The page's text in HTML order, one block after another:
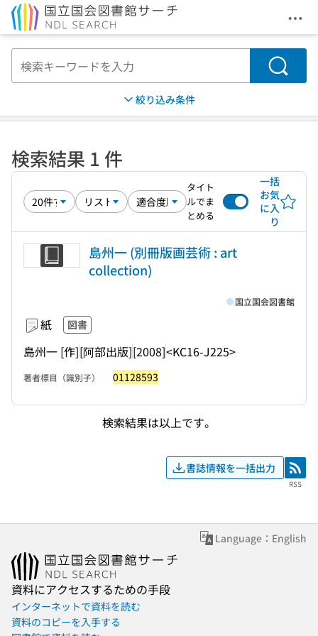
メ
検索
絞り込み条件
検索結果 1 件
タイト
ルでま
とめる
一括
お気
に入
り
島州一 (別冊版画芸術 : art
collection)
紙 図書
島州一 [作][阿部出版][2008]<KC16-J225>
国立国会図書館
著者標目（識別子） 01128593
検索結果は以上です。
書誌情報を一括出力 RSS
RSS
Language：English
資料にアクセスするための手段
インターネットで資料を読む
資料のコピーを入手する